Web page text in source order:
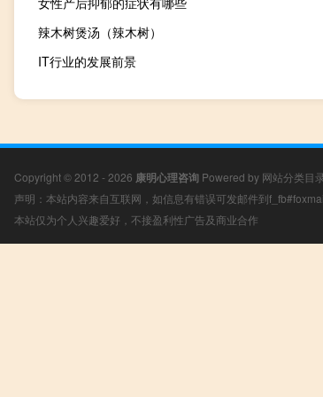
辣木树煲汤（辣木树）
IT行业的发展前景
Copyright © 2012 - 2026 康明心理咨询 Powered by 网站分类目
声明：本站内容来自互联网，如信息有错误可发邮件到
本站仅为个人兴趣爱好，不接盈利性广告及商业合作